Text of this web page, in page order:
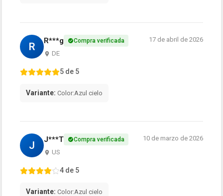
R R***g Compra verificada
DE
17 de abril de 2026
5 de 5
Variante: Color:Azul cielo
J J***T Compra verificada
US
10 de marzo de 2026
4 de 5
Variante: Color:Azul cielo